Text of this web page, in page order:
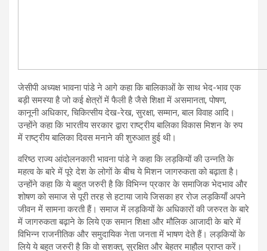
जेसीपी अध्यक्ष भावना पांडे ने आगे कहा कि बालिकाओं के साथ भेद-भाव एक
बड़ी समस्या है जो कई क्षेत्रों में फैली है जैसे शिक्षा में असमानता, पोषण,
कानूनी अधिकार, चिकित्सीय देख-रेख, सुरक्षा, सम्मान, बाल विवाह आदि।
उन्होंने कहा कि भारतीय सरकार द्वारा राष्ट्रीय बालिका विकास मिशन के रुप
में राष्ट्रीय बालिका दिवस मनाने की शुरुआत हुई थी।
वरिष्ठ राज्य आंदोलनकारी भावना पांडे ने कहा कि लड़कियों की उन्नति के
महत्व के बारे में पूरे देश के लोगों के बीच ये मिशन जागरुकता को बढ़ाता है।
उन्होंने कहा कि ये बहुत जरुरी है कि विभिन्न प्रकार के समाजिक भेदभाव और
शोषण को समाज से पूरी तरह से हटाया जाये जिसका हर रोज लड़कियाँ अपने
जीवन में सामना करती हैं। समाज में लड़कियों के अधिकारों की जरुरत के बारे
में जागरुकता बढ़ाने के लिये एक समान शिक्षा और मौलिक आजादी के बारे में
विभिन्न राजनीतिक और समुदायिक नेता जनता में भाषण देते हैं। लड़कियों के
लिये ये बहुत जरुरी है कि वो सशक्त, सुरक्षित और बेहतर माहौल प्राप्त करें।